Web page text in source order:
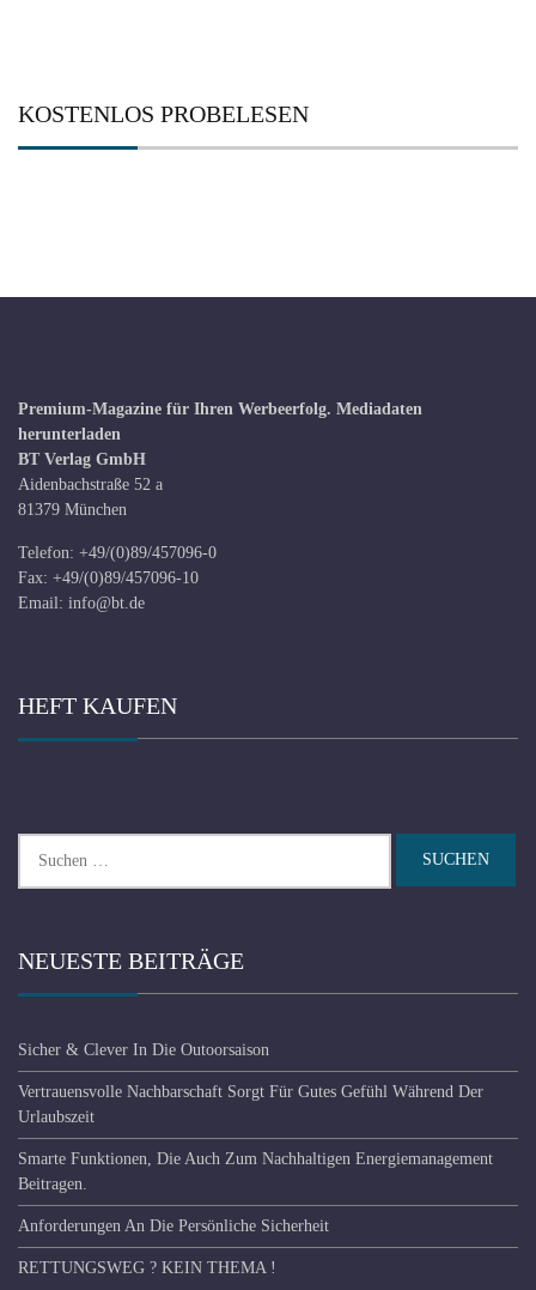
KOSTENLOS PROBELESEN
Premium-Magazine für Ihren Werbeerfolg. Mediadaten
herunterladen
BT Verlag GmbH
Aidenbachstraße 52 a
81379 München
Telefon: +49/(0)89/457096-0
Fax: +49/(0)89/457096-10
Email: info@bt.de
HEFT KAUFEN
nach:
NEUESTE BEITRÄGE
Sicher & Clever In Die Outoorsaison
Vertrauensvolle Nachbarschaft Sorgt Für Gutes Gefühl Während Der
Urlaubszeit
Smarte Funktionen, Die Auch Zum Nachhaltigen Energiemanagement
Beitragen.
Anforderungen An Die Persönliche Sicherheit
RETTUNGSWEG ? KEIN THEMA !